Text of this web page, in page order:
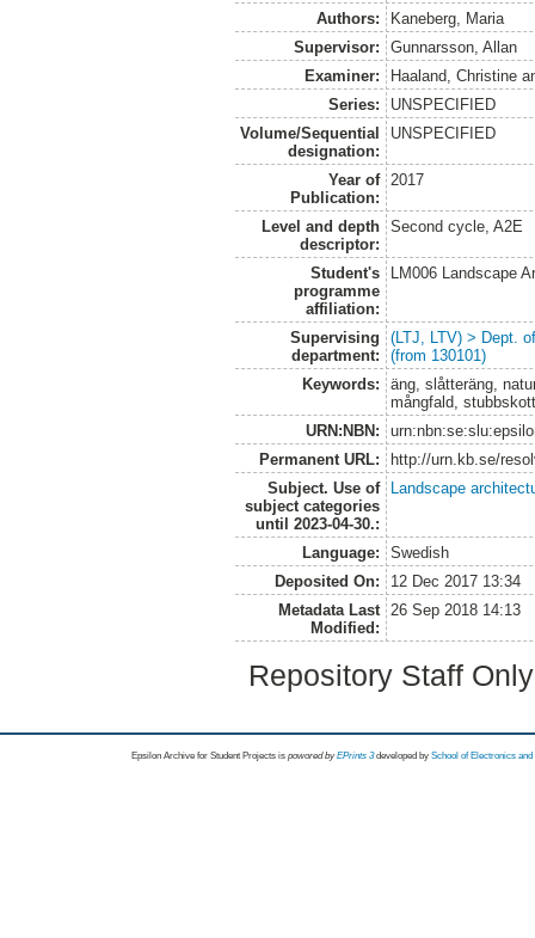
Authors:
Kaneberg, Maria
Supervisor:
Gunnarsson, Allan
Examiner:
Haaland, Christine
Series:
UNSPECIFIED
Volume/Sequential
designation:
UNSPECIFIED
Year of
Publication:
2017
Level and depth
descriptor:
Second cycle, A2E
Student's
programme
affiliation:
LM006 Landscape
Supervising
department:
(LTJ, LTV) > Dept.
(from 130101)
Keywords:
äng, slåtteräng,
mångfald,
URN:NBN:
Permanent URL:
http://urn.kb.se/
Subject. Use of
subject categories
until 2023-04-30.:
Landscape
Language:
Swedish
Deposited On:
12 Dec 2017 13:34
Metadata Last
Modified:
26 Sep 2018 14:13
Repository Staff
Epsilon Archive for Student Projects is powored byEPrints 3 developed by School of Electronics